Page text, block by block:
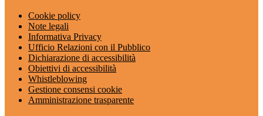
Cookie policy
Note legali
Informativa Privacy
Ufficio Relazioni con il Pubblico
Dichiarazione di accessibilità
Obiettivi di accessibilità
Whistleblowing
Gestione consensi cookie
Amministrazione trasparente